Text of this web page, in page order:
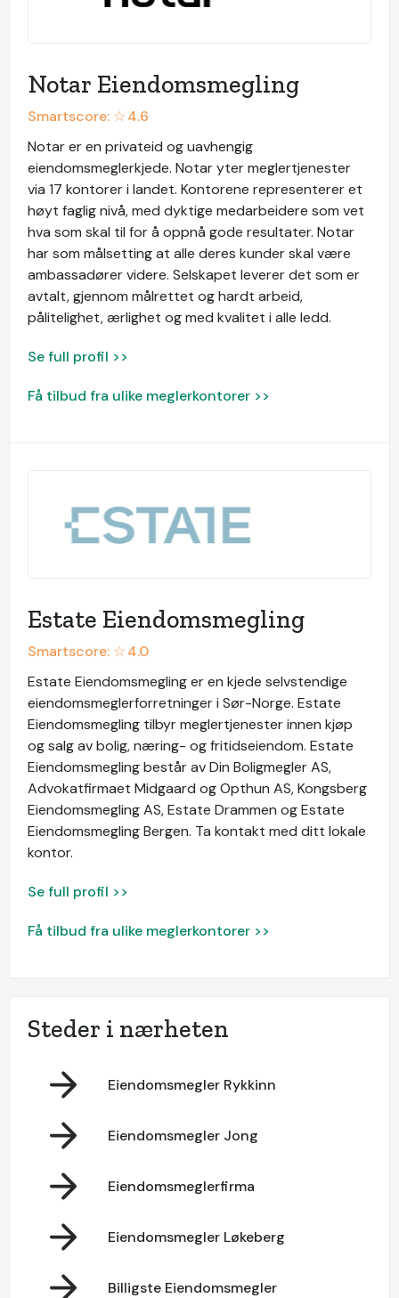
Notar Eiendomsmegling
Smartscore: ☆4.6
Notar er en privateid og uavhengig
eiendomsmeglerkjede. Notar yter meglertjenester
via 17 kontorer i landet. Kontorene representerer et
høyt faglig nivå, med dyktige medarbeidere som vet
hva som skal til for å oppnå gode resultater. Notar
har som målsetting at alle deres kunder skal være
ambassadører videre. Selskapet leverer det som er
avtalt, gjennom målrettet og hardt arbeid,
pålitelighet, ærlighet og med kvalitet i alle ledd.
Se full profil >>
Få tilbud fra ulike meglerkontorer >>
Estate Eiendomsmegling
Smartscore: ☆4.0
Estate Eiendomsmegling er en kjede selvstendige
eiendomsmeglerforretninger i Sør-Norge. Estate
Eiendomsmegling tilbyr meglertjenester innen kjøp
og salg av bolig, næring- og fritidseiendom. Estate
Eiendomsmegling består av Din Boligmegler AS,
Advokatfirmaet Midgaard og Opthun AS, Kongsberg
Eiendomsmegling AS, Estate Drammen og Estate
Eiendomsmegling Bergen. Ta kontakt med ditt lokale
kontor.
Se full profil >>
Få tilbud fra ulike meglerkontorer >>
Steder i nærheten
Eiendomsmegler Rykkinn
Eiendomsmegler Jong
Eiendomsmeglerfirma
Eiendomsmegler Løkeberg
Billigste Eiendomsmegler